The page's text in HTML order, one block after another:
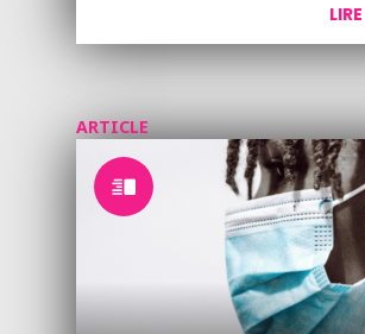
ARTICLE